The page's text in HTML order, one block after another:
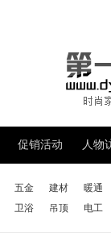
促销活动 人物
五金 建材
暖通
卫浴 吊顶 电工